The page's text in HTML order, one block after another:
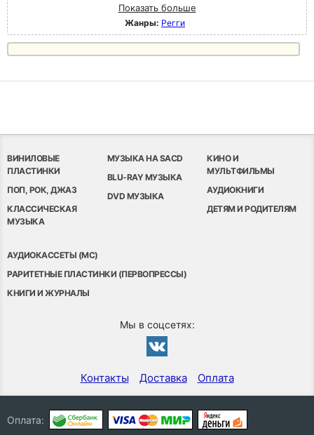
Показать больше
Жанры: Регги
ВИНИЛОВЫЕ
ПЛАСТИНКИ
ПОП, РОК, ДЖАЗ
КЛАССИЧЕСКАЯ
МУЗЫКА
МУЗЫКА НА SACD
BLU-RAY МУЗЫКА
DVD МУЗЫКА
КИНО И
МУЛЬТФИЛЬМЫ
АУДИОКНИГИ
ДЕТЯМ И РОДИТЕЛЯМ
АУДИОКАССЕТЫ (MC)
РАРИТЕТНЫЕ ПЛАСТИНКИ (ПЕРВОПРЕССЫ)
КНИГИ И ЖУРНАЛЫ
Мы в соцсетях:
Контакты Доставка Оплата
Оплата: